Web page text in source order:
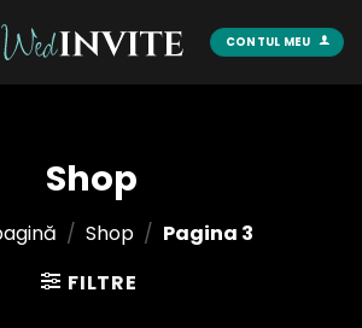
CONTUL MEU
Shop
/ Shop / Pagina 3
FILTRE